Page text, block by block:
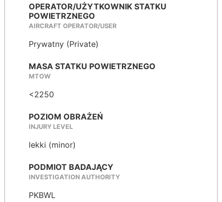
OPERATOR/UŻYTKOWNIK STATKU
POWIETRZNEGO
AIRCRAFT OPERATOR/USER
Prywatny (Private)
MASA STATKU POWIETRZNEGO
MTOW
<2250
POZIOM OBRAŻEŃ
INJURY LEVEL
lekki (minor)
PODMIOT BADAJĄCY
INVESTIGATION AUTHORITY
PKBWL